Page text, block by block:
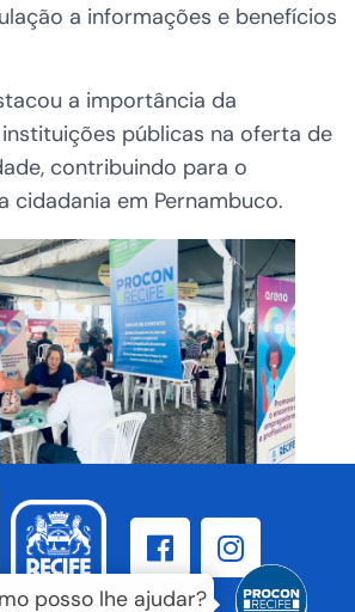
a informações e benefícios
a importância da
públicas na oferta de
contribuindo para o
cidadania em Pernambuco.
posso lhe ajudar?